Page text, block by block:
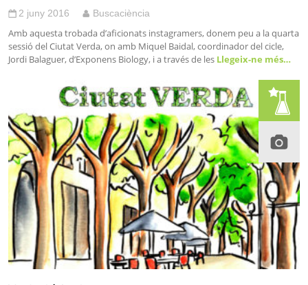
2 juny 2016 Buscaciència
Amb aquesta trobada d’aficionats instagramers, donem peu a la quarta
sessió del Ciutat Verda, on amb Miquel Baidal, coordinador del cicle,
Jordi Balaguer, d’Exponens Biology, i a través de les Llegeix-ne més…